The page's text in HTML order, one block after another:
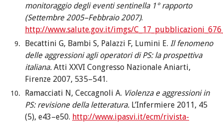
monitoraggio degli eventi sentinella 1° rapporto
(Settembre 2005–Febbraio 2007).
http://www.salute.gov.it/imgs/
Becattini G, Bambi S, Palazzi F, Lumini E. Il fenomeno
delle aggressioni agli operatori di PS: la prospettiva
italiana. Atti XXVI Congresso Nazionale Aniarti,
Firenze 2007, 535–541.
Ramacciati N, Ceccagnoli A. Violenza e aggressioni in
PS: revisione della letteratura. L’Infermiere 2011, 45
(5), e43–e50. http://www.ipasvi.it/ecm/rivista-